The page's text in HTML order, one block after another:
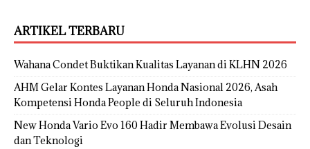
ARTIKEL TERBARU
Wahana Condet Buktikan Kualitas Layanan di KLHN 2026
AHM Gelar Kontes Layanan Honda Nasional 2026, Asah
Kompetensi Honda People di Seluruh Indonesia
New Honda Vario Evo 160 Hadir Membawa Evolusi Desain
dan Teknologi